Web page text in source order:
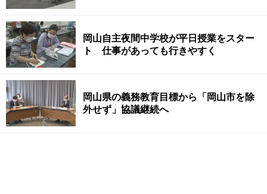
岡山自主夜間中学校が平日授業をスター
ト 仕事があっても行きやすく
岡山県の義務教育目標から「岡山市を除
外せず」協議継続へ